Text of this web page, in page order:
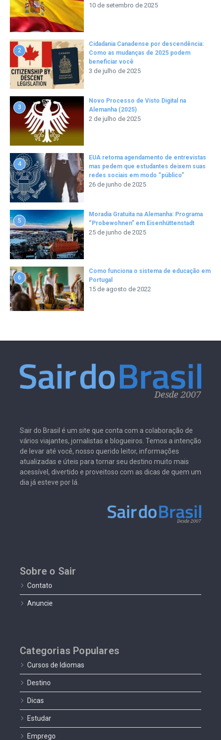
10 de setembro de 2025
2
Cidadania Canadense por descendência:
Como as mudanças de 2025 podem
beneficiar você
3 de julho de 2025
3
Novo Processo de Visto Digital na
Alemanha (2025)
2 de julho de 2025
4
EUA retoma agendamento de entrevistas
mas pedem que estudantes deixem suas
redes sociais em modo “público”
26 de junho de 2025
5
Moradia Gratuita na Alemanha: Programa
“Probewohnen” em Eisenhüttenstadt
25 de junho de 2025
6
Como funciona o sistema de educação em
Portugal
15 de agosto de 2022
Sair do Brasil é um site que conta com a colaboração de
vários viajantes, jornalistas e blogueiros. Temos a intenção
de levar até você, nosso querido leitor, informações
atualizadas e úteis para tornar seu destino muito mais
acessível, divertido e proveitoso com as dicas de quem um
dia já esteve por lá.
Sobre o Sair
Contato
Anuncie
Categorias Populares
Cursos de Idiomas
Destino
Dicas
Estudar
Emprego